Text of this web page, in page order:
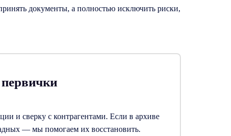
документы, а полностью исключить риски,
и сверку с контрагентами. Если в архиве
— мы помогаем их восстановить.